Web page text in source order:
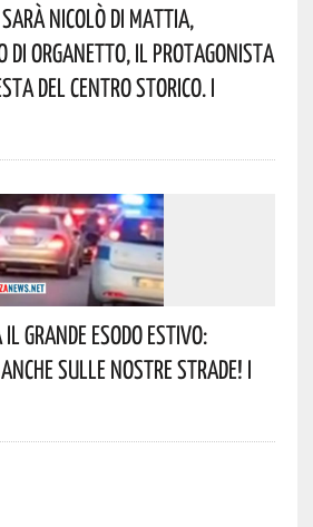
Nicolò Di Mattia,
Di Organetto, Il Protagonista
Del Centro Storico. I
Grande Esodo Estivo:
Sulle Nostre Strade! I